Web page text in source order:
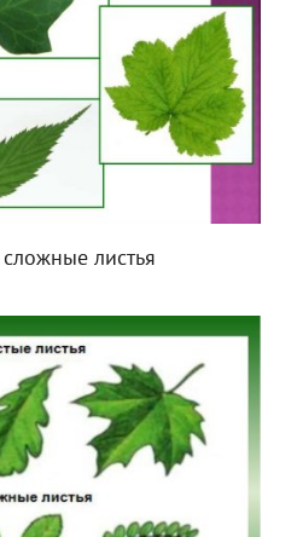
листья